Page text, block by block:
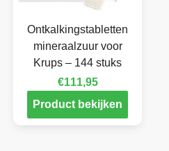
Ontkalkingstabletten
mineraalzuur voor
Krups – 144 stuks
€111,95
Product bekijken